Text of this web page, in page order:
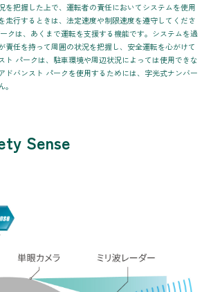
を把握した上で、運転者の責任においてシステムを使用
行するときは、法定速度や制限速度を遵守してくださ
は、あくまで運転を支援する機能です。システムを過
責任を持って周囲の状況を把握し、安全運転を心がけて
パークは、駐車環境や周辺状況によっては使用できな
バンスト パークを使用するためには、字光式ナンバー
Sense